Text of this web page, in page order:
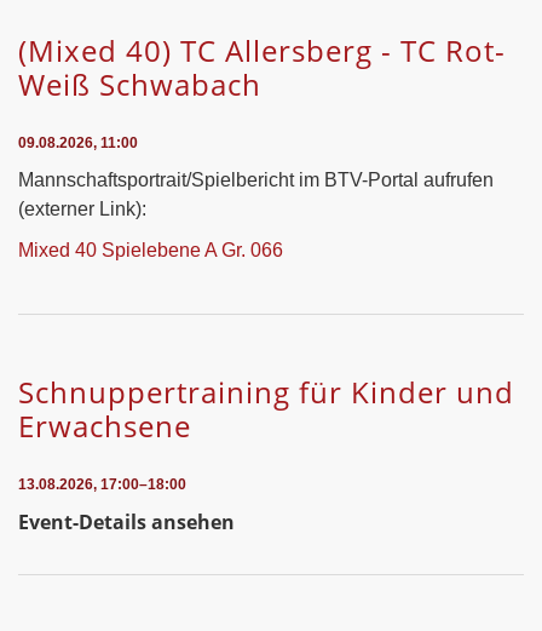
(Mixed 40) TC Allersberg - TC Rot-
Weiß Schwabach
09.08.2026, 11:00
Mannschaftsportrait/Spielbericht im BTV-Portal aufrufen
(externer Link):
Mixed 40 Spielebene A Gr. 066
Schnuppertraining für Kinder und
Erwachsene
13.08.2026, 17:00–18:00
Event-Details ansehen